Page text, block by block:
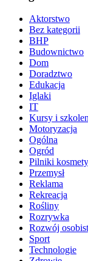
Aktorstwo
Bez kategorii
BHP
Budownictwo
Dom
Doradztwo
Edukacja
Iglaki
IT
Kursy i
Motoryzacja
Ogólna
Ogród
Pilniki
Przemysł
Reklama
Rekreacja
Rośliny
Rozrywka
Rozwój
Sport
Technologie